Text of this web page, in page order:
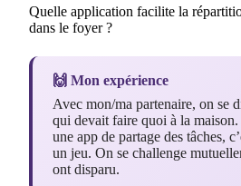
Quelle application facilite la
dans le foyer ?
🙌 Mon expérience
Avec mon/ma partenaire, on se
qui devait faire quoi à la
une app de partage des tâches,
un jeu. On se challenge
ont disparu.